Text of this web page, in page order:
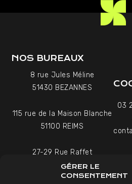
GÉRER LE
CONSENTEMENT
NOS BUREAUX
8 rue Jules Méline
51430 BEZANNES
115 rue de la Maison Blanche
51100 REIMS
27-29 Rue Raffet
75016 PARIS
03
vous